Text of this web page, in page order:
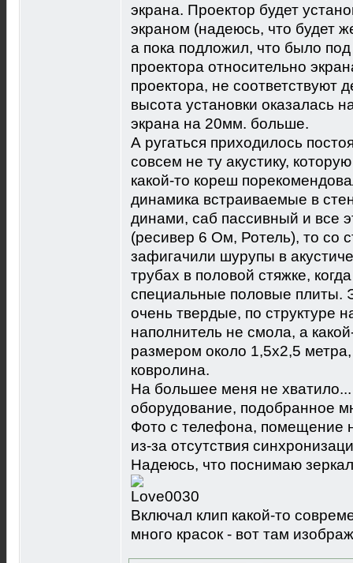
экрана. Проектор будет
экраном (надеюсь, что будет
а пока подложил, что было
проектора относительно
проектора, не соответствуют
высота установки оказалась
экрана на 20мм. больше.
А ругаться приходилось
совсем не ту акустику,
какой-то кореш
динамика встраиваемые в
динами, саб пассивный и все
(ресивер 6 Ом, Ротель), то со
зафигачили шурупы в
трубах в половой стяжке,
специальные половые плиты.
очень твердые, по структуре
наполнитель не смола, а
размером около 1,5х2,5
ковролина.
На большее меня не хватило...
оборудование, подобранное
Фото с телефона, помещение
из-за отсутствия
Надеюсь, что поснимаю
Включал клип какой-то
много красок - вот там